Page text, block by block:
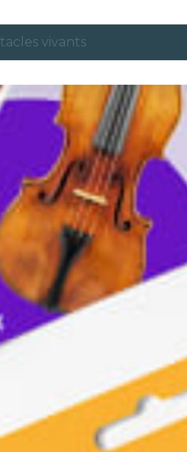
vivants
et villes
urbaines